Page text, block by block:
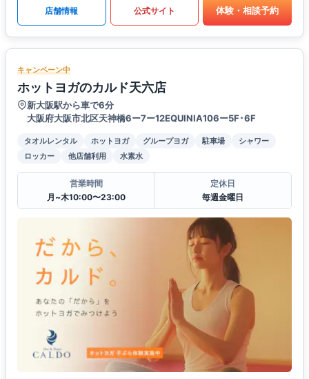
店舗情報 公式サイト 体験・相談予約
キャンペーン中
ホットヨガのカルド天六店
新大阪駅から車で6分
大阪府大阪市北区天神橋6ー7ー12EQUINIA106ー5F･6F
タオルレンタル ホットヨガ グループヨガ 駐車場
シャワー
ロッカー
他店舗利用 水素水
営業時間
月~木10:00〜23:00
定休日
毎週金曜日